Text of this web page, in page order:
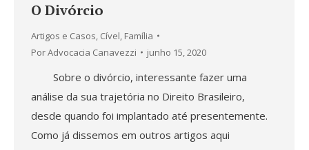
O Divórcio
Artigos e Casos, Cível, Família
PorAdvocacia Canavezzi junho 15, 2020
Sobre o divórcio, interessante fazer uma
análise da sua trajetória no Direito Brasileiro,
desde quando foi implantado até presentemente.
Como já dissemos em outros artigos aqui